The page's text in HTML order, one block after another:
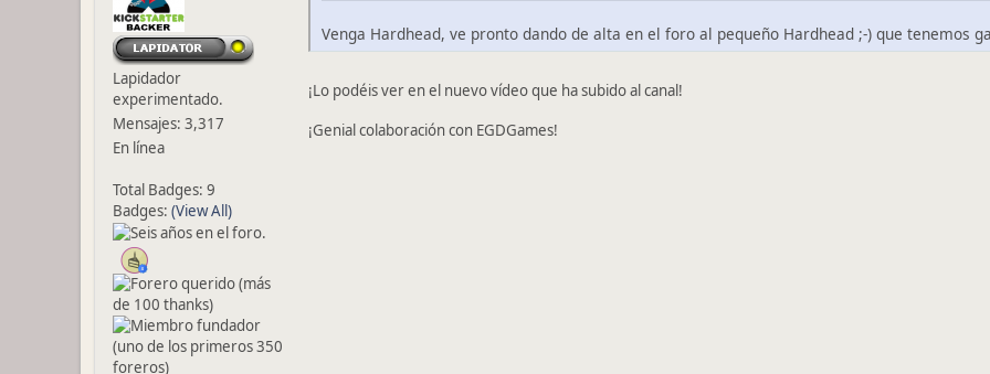
Lapidador
experimentado.
Mensajes: 3,317
En línea
Total Badges: 9
Badges: (View All)
Venga Hardhead, ve pronto dando de alta en el foro al pequeño Hardhead ;-) que tenemos
¡Lo podéis ver en el nuevo vídeo que ha subido al canal!
¡Genial colaboración con EGDGames!